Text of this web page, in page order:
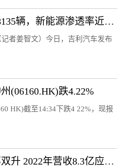
吉利汽车7月销量138135辆，新能源渗透率近30%
者姜智文）今日，吉利汽车发布
(06160.HK)跌4.22%
HK)截至14:34下跌4 22%，现报
中超股份业绩负债率双升 2022年营收8.3亿应收款4.6亿